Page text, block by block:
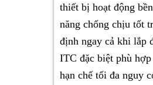
thiết bị hoạt động
năng chống chịu tốt
định ngay cả khi lắp
ITC đặc biệt phù
hạn chế tối đa nguy